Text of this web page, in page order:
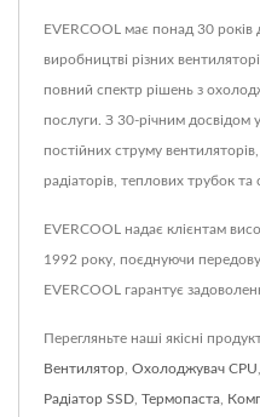
EVERCOOL має понад 30 років
виробництві різних
повний спектр рішень з
послуги. З 30-річним досвідом
постійних струму
радіаторів, теплових трубок та
EVERCOOL надає клієнтам
1992 року, поєднуючи передову
EVERCOOL гарантує
Перегляньте наші якісні
Вентилятор Охолоджувач CPU
Радіатор SSD Термопаста